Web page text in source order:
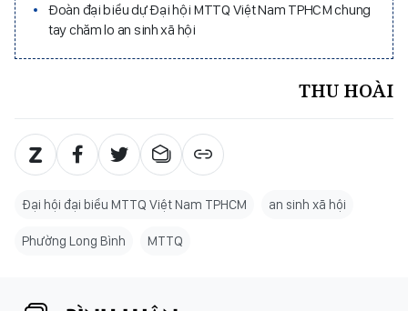
Đoàn đại biểu dự Đại hội MTTQ Việt Nam TPHCM chung
tay chăm lo an sinh xã hội
THU HOÀI
Đại hội đại biểu MTTQ Việt Nam TPHCM an sinh xã hội
Phường Long Bình MTTQ